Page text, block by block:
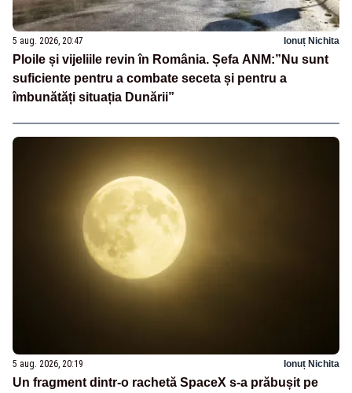
5 aug. 2026, 20:47 Ionuț Nichita
Ploile și vijeliile revin în România. Șefa ANM:”Nu sunt
suficiente pentru a combate seceta și pentru a
îmbunătăți situația Dunării”
5 aug. 2026, 20:19 Ionuț Nichita
Un fragment dintr-o rachetă SpaceX s-a prăbușit pe